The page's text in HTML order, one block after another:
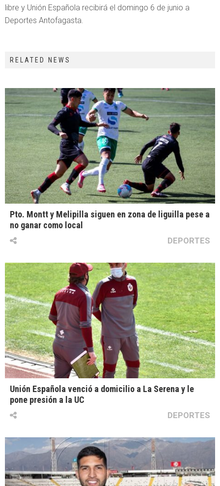
libre y Unión Española recibirá el domingo 6 de junio a
Deportes Antofagasta.
RELATED NEWS
Pto. Montt y Melipilla siguen en zona de liguilla pese a
no ganar como local
DEPORTES
Unión Española venció a domicilio a La Serena y le
pone presión a la UC
DEPORTES